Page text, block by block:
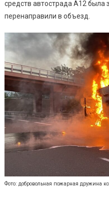
средств автострада А12 была
перенаправили в объезд.
Фото: добровольная пожарная дружина